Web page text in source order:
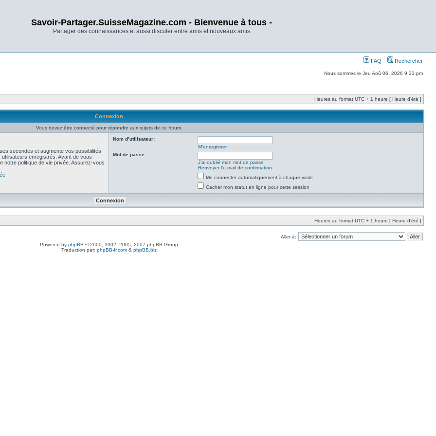
Savoir-Partager.SuisseMagazine.com - Bienvenue à tous -
Partager des connaissances et aussi discuter entre amis et nouveaux amis
FAQ Rechercher
Nous sommes le Jeu Aoû 06, 2026 9:33 pm
Heures au format UTC + 1 heure [ Heure d’été ]
Connexion
Vous devez être connecté pour répondre aux sujets de ce forum.
secondes et augmente vos possibilités.
enregistrés. Avant de vous
notre politique de vie privée. Assurez-vous
Nom d’utilisateur:
M’enregistrer
Mot de passe:
J’ai oublié mon mot de passe
Renvoyer l’e-mail de confirmation
Me connecter automatiquement à chaque visite
Cacher mon statut en ligne pour cette session
Heures au format UTC + 1 heure [ Heure d’été ]
Aller à:
Powered by phpBB © 2000, 2002, 2005, 2007 phpBB Group
Traduction par: phpBB-fr.com & phpBB.biz